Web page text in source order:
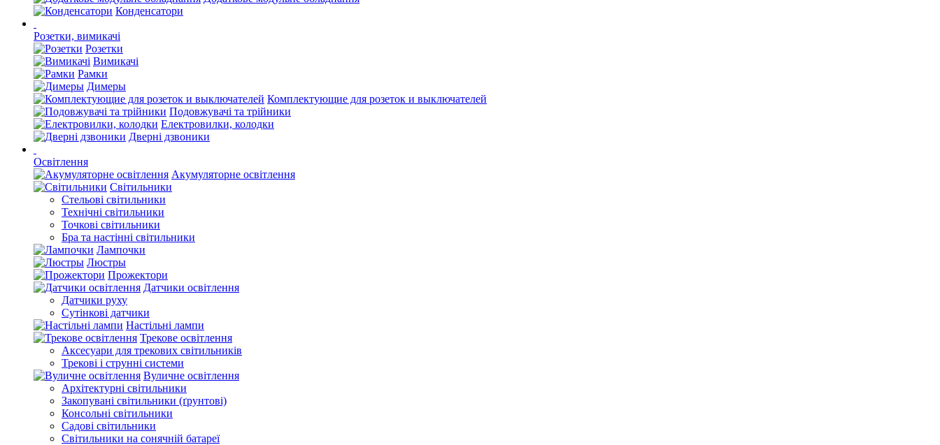
Конденсатори
Розетки, вимикачі
Розетки
Вимикачі
Рамки
Димеры
Комплектующие для розеток и выключателей
Подовжувачі та трійники
Електровилки, колодки
Дверні дзвоники
Освітлення
Акумуляторне освітлення
Світильники
Стельові світильники
Технічні світильники
Точкові світильники
Бра та настінні світильники
Лампочки
Люстры
Прожектори
Датчики освітлення
Датчики руху
Сутінкові датчики
Настільні лампи
Трекове освітлення
Аксесуари для трекових світильників
Трекові і струнні системи
Вуличне освітлення
Архітектурні світильники
Закопувані світильники (ґрунтові)
Консольні світильники
Садові світильники
Світильники на сонячній батареї